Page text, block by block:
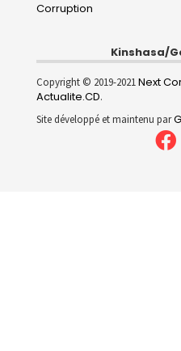
Corruption
Kinshasa/
Copyright © 2019-2021Next
Actualite.CD.
Site développé et maintenu par